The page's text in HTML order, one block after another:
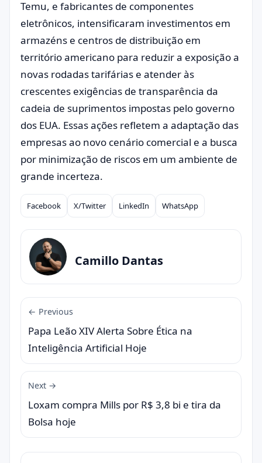
Temu, e fabricantes de componentes
eletrônicos, intensificaram investimentos em
armazéns e centros de distribuição em
território americano para reduzir a exposição a
novas rodadas tarifárias e atender às
crescentes exigências de transparência da
cadeia de suprimentos impostas pelo governo
dos EUA. Essas ações refletem a adaptação das
empresas ao novo cenário comercial e a busca
por minimização de riscos em um ambiente de
grande incerteza.
Compartilhar
Facebook X/Twitter LinkedIn WhatsApp
Camillo Dantas
← Previous
Papa Leão XIV Alerta Sobre Ética na
Inteligência Artificial Hoje
Next →
Loxam compra Mills por R$ 3,8 bi e tira da
Bolsa hoje